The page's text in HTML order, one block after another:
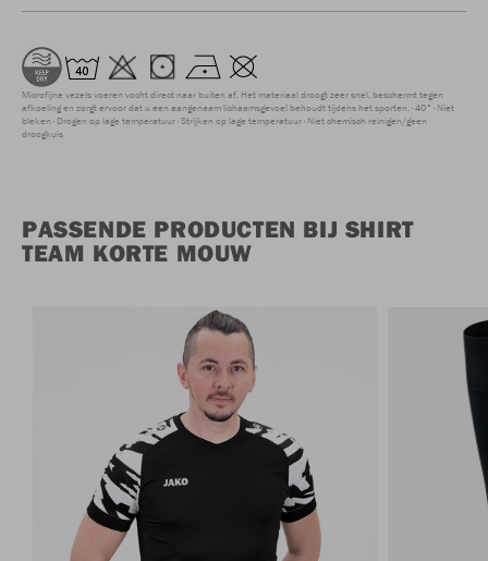
Microfijne vezels voeren vocht direct naar buiten af. Het materiaal droogt zeer snel, beschermt tegen
afkoeling en zorgt ervoor dat u een aangenaam lichaamsgevoel behoudt tijdens het sporten. 40° Niet
bleken Drogen op lage temperatuur Strijken op lage temperatuur Niet chemisch reinigen/geen
droogkuis
PASSENDE PRODUCTEN BIJ SHIRT
TEAM KORTE MOUW